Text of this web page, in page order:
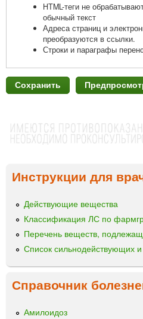
HTML-теги не
обычный текст
Адреса страниц и
преобразуются в ссылки.
Строки и параграфы
Инструкции для
Действующие вещества
Классификация ЛС по
Перечень веществ,
Список сильнодействующих
Справочник
Амилоидоз